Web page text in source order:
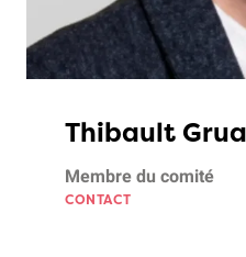
Thibault
Membre du comité
CONTACT